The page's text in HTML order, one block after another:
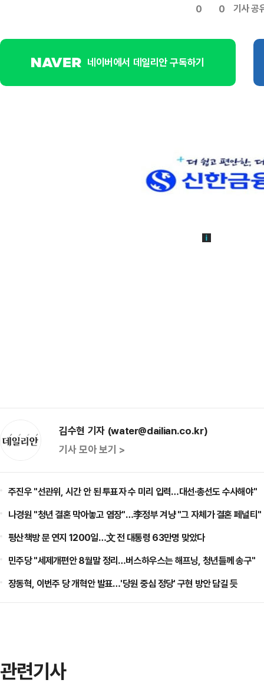
0 0 기사 공
네이버에서 데일리안 구독하기
김수현 기자 (water@dailian.co.kr)
기사 모아 보기 >
주진우 "선관위, 시간 안 된 투표자 수 미리 입력…대선·총선도 수사해야"
나경원 "청년 결혼 막아놓고 염장"…李정부 겨냥 "그 자체가 결혼 페널티"
평산책방 문 연지 1200일…文 전 대통령 63만명 맞았다
민주당 "세제개편안 8월말 정리…버스하우스는 해프닝, 청년들께 송구"
장동혁, 이번주 당 개혁안 발표…'당원 중심 정당' 구현 방안 담길 듯
관련기사